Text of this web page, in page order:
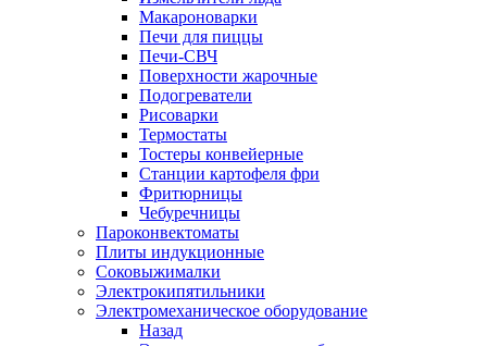
Макароноварки
Печи для пиццы
Печи-СВЧ
Поверхности жарочные
Подогреватели
Рисоварки
Термостаты
Тостеры конвейерные
Станции картофеля фри
Фритюрницы
Чебуречницы
Пароконвектоматы
Плиты индукционные
Соковыжималки
Электрокипятильники
Электромеханическое оборудование
Назад